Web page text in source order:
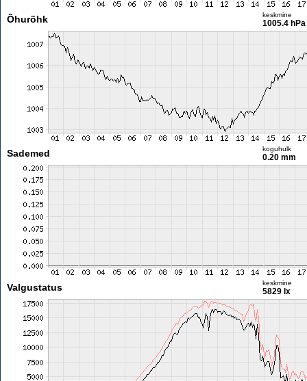
Õhurõhk keskmine
1005.4 hPa
Sademed koguhulk
0.20 mm
Valgustatus keskmine
5829 lx